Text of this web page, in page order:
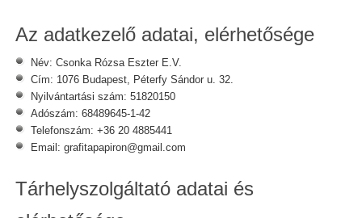
Az adatkezelő adatai, elérhetősége
Név: Csonka Rózsa Eszter E.V.
Cím: 1076 Budapest, Péterfy Sándor u. 32.
Nyilvántartási szám: 51820150
Adószám: 68489645-1-42
Telefonszám: +36 20 4885441
Email: grafitapapiron@gmail.com
Tárhelyszolgáltató adatai és